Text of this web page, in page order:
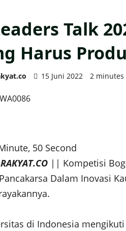
Talk
Harus
15 Juni 2022 2 minutes
50 Second
|| Kompetisi
Dalam Inovasi
di Indonesia